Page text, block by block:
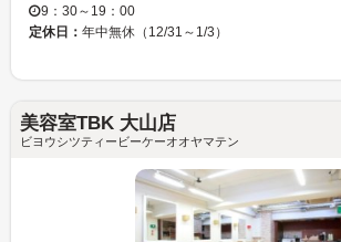
9：30～19：00
定休日： 年中無休（12/31～1/3）
美容室TBK 大山店
ビヨウシツティービーケーオオヤマテン